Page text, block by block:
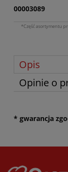
00003089
*Część asortymentu
Opis
Opinie o
* gwarancja